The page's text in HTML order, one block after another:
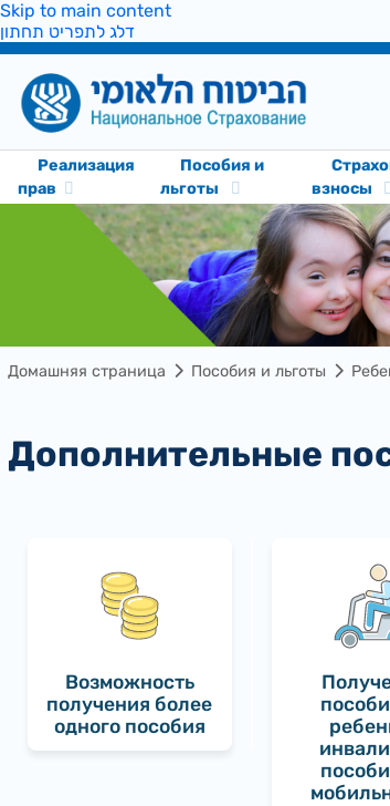
Skip to main content
דלג לתפריט תחתון
Реализация
прав
Пособия и
льготы
взносы
Домашняя страница Пособия и льготы
Дополнительные
Возможность
получения более
одного пособия